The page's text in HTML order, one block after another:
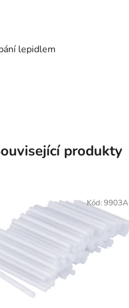
lepidlem
produkty
Kód: 9903A